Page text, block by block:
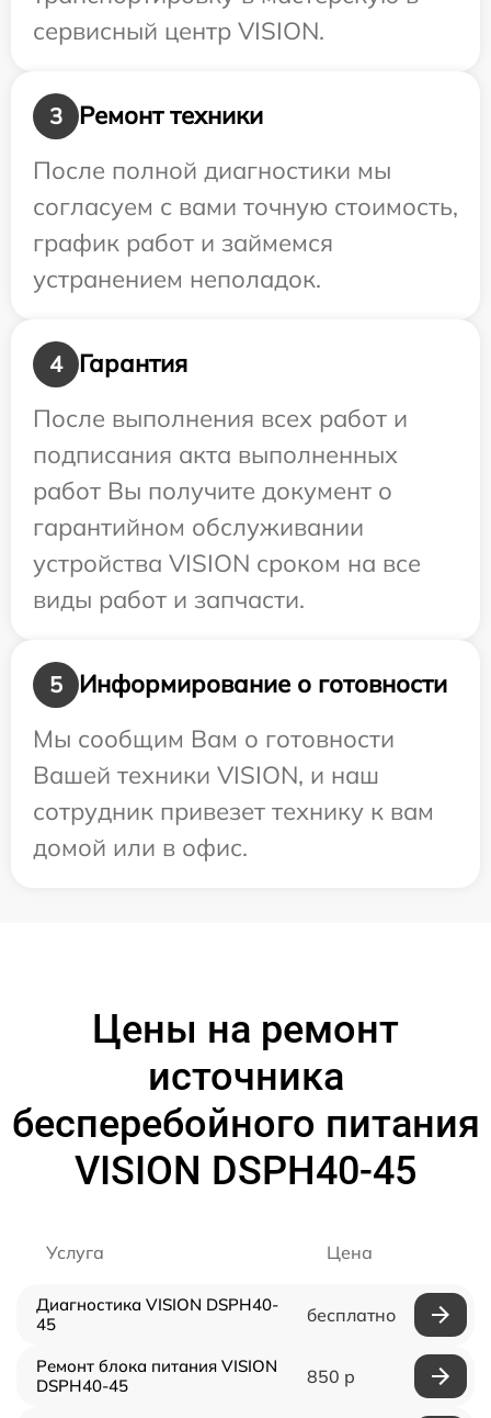
сервисный центр VISION.
3
Ремонт техники
После полной диагностики мы
согласуем с вами точную стоимость,
график работ и займемся
устранением неполадок.
4
Гарантия
После выполнения всех работ и
подписания акта выполненных
работ Вы получите документ о
гарантийном обслуживании
устройства VISION сроком на все
виды работ и запчасти.
5
Информирование о готовности
Мы сообщим Вам о готовности
Вашей техники VISION, и наш
сотрудник привезет технику к вам
домой или в офис.
Цены на ремонт
источника
бесперебойного питания
VISION DSPH40-45
Услуга Цена
Диагностика VISION DSPH40-
45
бесплатно
Ремонт блока питания VISION
DSPH40-45
850 р